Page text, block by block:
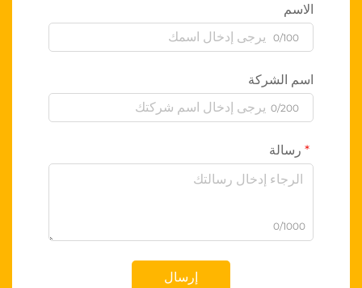
الاسم
0/100
اسم الشركة
0/200
رسالة
0/1000
إرسال